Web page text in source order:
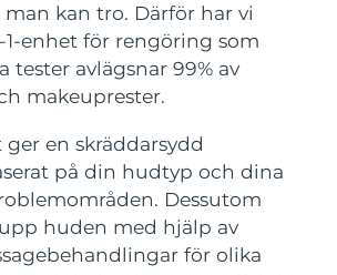
kan tro. Därför har vi
1-enhet för rengöring som
tester avlägsnar 99% av
makeuprester.
en skräddarsydd
på din hudtyp och dina
Dessutom
huden med hjälp av
för olika
4 Plus
LED heating
4 Men
anti-aging massage
2 go
toning on-the-go
2 eyes & lips
line smoothing device
3-paket
facial hydration
3 LED
infrared and red light therapy
Munvård
4
silicone sonic toothbrush
4 plus
hybrid silicone sonic toothbrush
BEHANDLING
LED-behandlingar
NEW
Förväntad leverans 12/08/26
Förväntad leverans
Förväntad leverans
Förväntad leverans13/08/26
Förväntad leverans13/08/26